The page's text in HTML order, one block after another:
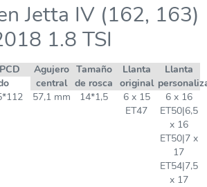
Jetta IV (162, 163)
1.8 TSI
PCD
Agujero
central
Tamaño
de rosca
Llanta
original
Llanta
57,1 mm 14*1,5
6 x 15
ET47
6 x 16
ET50|6,5
x 16
ET50|7 x
17
ET54|7,5
x 17